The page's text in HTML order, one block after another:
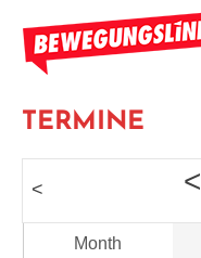
Inhalt
springen
Bewegungslinke
TERMINE
< <
Month